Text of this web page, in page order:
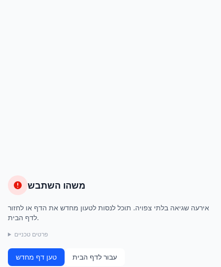
משהו השתבש
אירעה שגיאה בלתי צפויה. תוכל לנסות לטעון מחדש את הדף או לחזור
לדף הבית.
פרטים טכניים
טען דף מחדש עבור לדף הבית